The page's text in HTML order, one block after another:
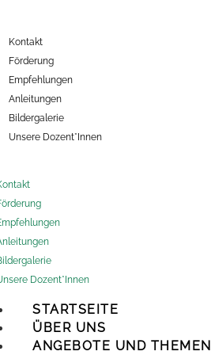
Kontakt
Förderung
Empfehlungen
Anleitungen
Bildergalerie
Unsere Dozent*Innen
Dozent*Innen
STARTSEITE
ÜBER UNS
ANGEBOTE UND THEMEN